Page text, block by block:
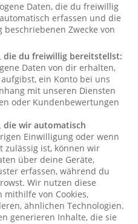
Daten, die du freiwillig
erfassen und die
Zwecke von
die du freiwillig bereitstellst:
Daten von dir erhalten,
ein Konto bei uns
mit unseren Diensten
oder Kundenbewertungen
die wir automatisch
Einwilligung oder wenn
zulässig ist, können wir
über deine Geräte,
erfassen, während du
Wir nutzen diese
mithilfe von Cookies,
ähnlichen Technologien.
generieren Inhalte, die sie